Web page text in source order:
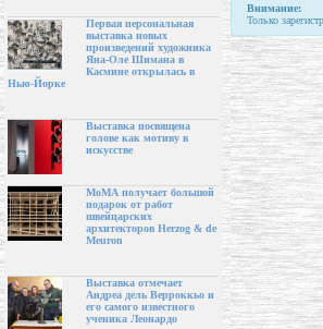
Первая персональная
выставка новых
произведений художника
Яна-Оле Шимана в
Касмине открылась в
Нью-Йорке
Выставка посвящена
голове как мотиву в
искусстве
МоМА получает большой
подарок от работ
швейцарских
архитекторов Herzog & de
Meuron
Выставка отмечает
Андреа дель Верроккьо и
его самого известного
ученика Леонардо
Внимание:
Только